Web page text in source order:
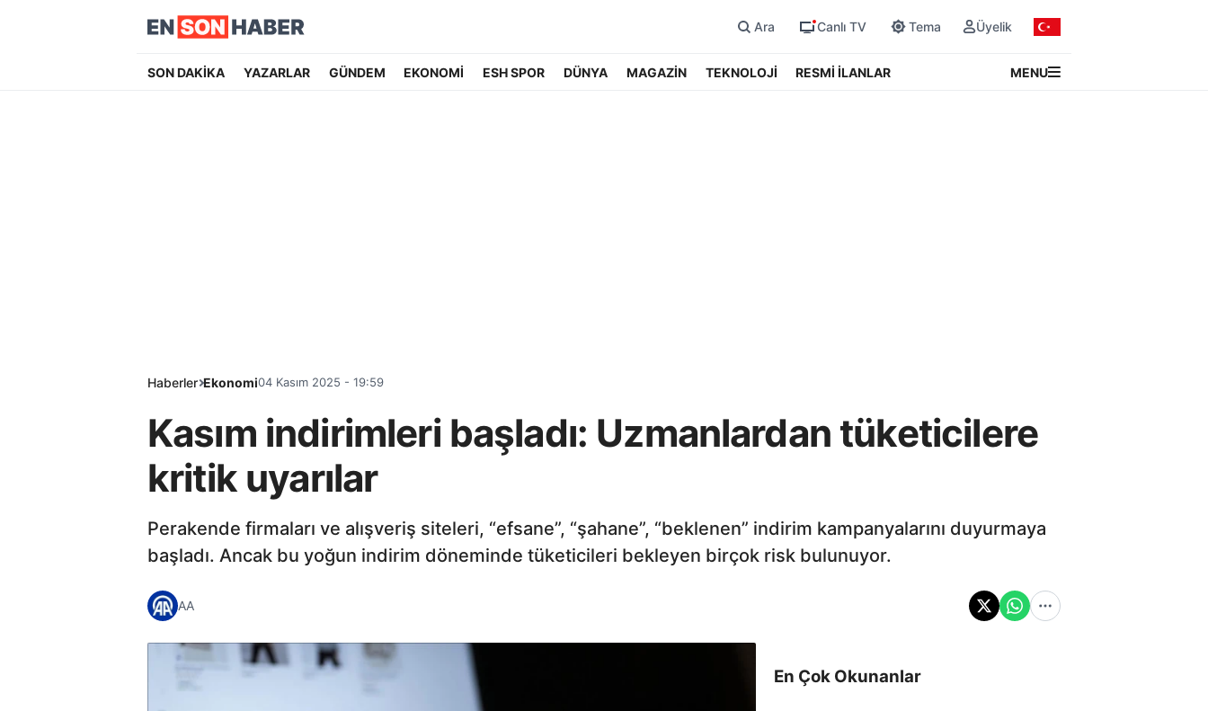
Ara Canlı TV Tema Üyelik
SON DAKİKA YAZARLAR GÜNDEM EKONOMİ ESH SPOR DÜNYA MAGAZİN TEKNOLOJİ RESMİ İLANLAR MENU
Haberler Ekonomi04 Kasım 2025 - 19:59
Kasım indirimleri başladı: Uzmanlardan tüketicilere
kritik uyarılar
Perakende firmaları ve alışveriş siteleri, “efsane”, “şahane”, “beklenen” indirim kampanyalarını duyurmaya
başladı. Ancak bu yoğun indirim döneminde tüketicileri bekleyen birçok risk bulunuyor.
AA
En Çok Okunanlar